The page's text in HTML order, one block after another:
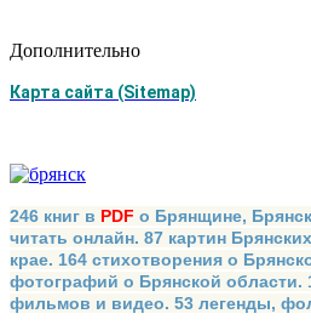
Дополнительно
Карта сайта (Sitemap)
246 книг в PDF о Брянщине,
читать онлайн. 87 картин
крае. 164 стихотворения о
фотографий о Брянской области.
фильмов и видео. 53 легенды,